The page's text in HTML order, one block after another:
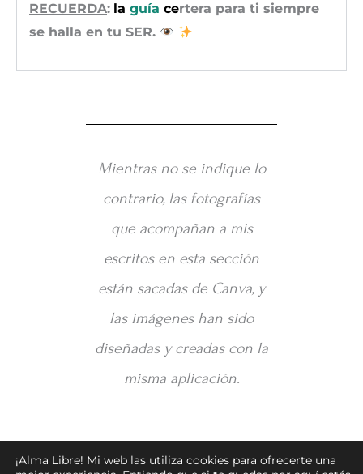
RECUERDA: la guía certera para ti siempre
se halla en tu SER.
Mientras no se indique lo
contrario, las fotografías
que acompañan a mis
escritos en esta sección
están sacadas de Canva, y
las imágenes han sido
diseñadas y creadas con la
misma aplicación.
¡Alma Libre! Mi web las utiliza cookies para ofrecerte una